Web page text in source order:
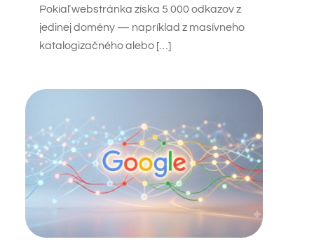
Pokiaľ webstránka získa 5 000 odkazov z
jedinej domény — napríklad z masívneho
katalogizačného alebo […]